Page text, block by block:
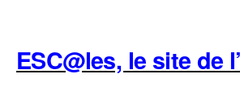
ESC@les, le site de